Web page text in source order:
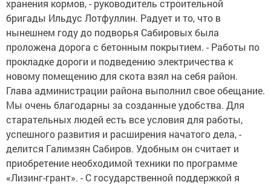
хранения кормов, - руководитель строительной
бригады Ильдус Лотфуллин. Радует и то, что в
нынешнем году до подворья Сабировых была
проложена дорога с бетонным покрытием. - Работы по
прокладке дороги и подведению электричества к
новому помещению для скота взял на себя район.
Глава администрации района выполнил свое обещание.
Мы очень благодарны за созданные удобства. Для
старательных людей есть все условия для работы,
успешного развития и расширения начатого дела, -
делится Галимзян Сабиров. Удобным он считает и
приобретение необходимой техники по программе
«Лизинг-грант». - С государственной поддержкой я